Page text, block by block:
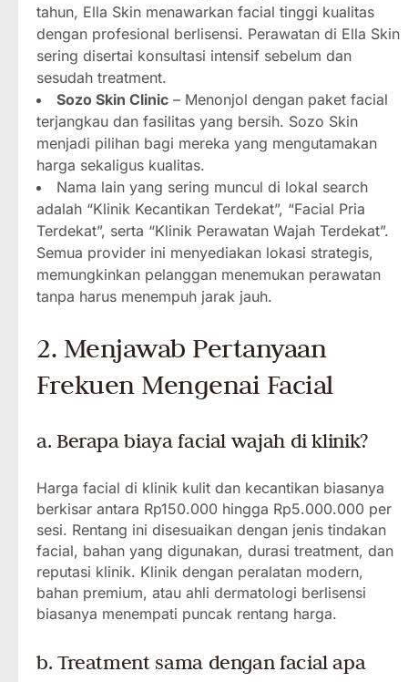
tahun, Ella Skin menawarkan facial tinggi kualitas
dengan profesional berlisensi. Perawatan di Ella Skin
sering disertai konsultasi intensif sebelum dan
sesudah treatment.
Sozo Skin Clinic – Menonjol dengan paket facial
terjangkau dan fasilitas yang bersih. Sozo Skin
menjadi pilihan bagi mereka yang mengutamakan
harga sekaligus kualitas.
Nama lain yang sering muncul di lokal search
adalah “Klinik Kecantikan Terdekat”, “Facial Pria
Terdekat”, serta “Klinik Perawatan Wajah Terdekat”.
Semua provider ini menyediakan lokasi strategis,
memungkinkan pelanggan menemukan perawatan
tanpa harus menempuh jarak jauh.
2. Menjawab Pertanyaan
Frekuen Mengenai Facial
a. Berapa biaya facial wajah di klinik?
Harga facial di klinik kulit dan kecantikan biasanya
berkisar antara Rp150.000 hingga Rp5.000.000 per
sesi. Rentang ini disesuaikan dengan jenis tindakan
facial, bahan yang digunakan, durasi treatment, dan
reputasi klinik. Klinik dengan peralatan modern,
bahan premium, atau ahli dermatologi berlisensi
biasanya menempati puncak rentang harga.
b. Treatment sama dengan facial apa